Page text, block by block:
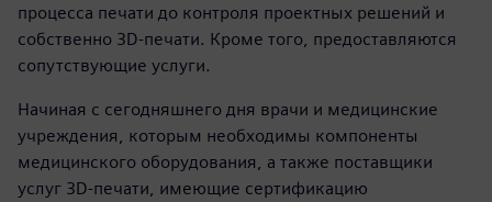
процесса печати до контроля проектных решений и
собственно 3D-печати. Кроме того, предоставляются
сопутствующие услуги.
Начиная с сегодняшнего дня врачи и медицинские
учреждения, которым необходимы компоненты
медицинского оборудования, а также поставщики
услуг 3D-печати, имеющие сертификацию